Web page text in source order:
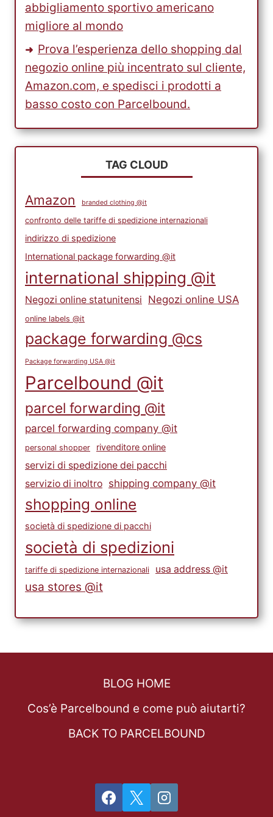
abbigliamento sportivo americano
migliore al mondo
Prova l’esperienza dello shopping dal
negozio online più incentrato sul cliente,
Amazon.com, e spedisci i prodotti a
basso costo con Parcelbound.
TAG CLOUD
Amazon branded clothing @it
confronto delle tariffe di spedizione internazionali
indirizzo di spedizione
International package forwarding @it
international shipping @it
Negozi online statunitensi Negozi online USA
online labels @it
package forwarding @cs
Package forwarding USA @it
Parcelbound @it
parcel forwarding @it
parcel forwarding company @it
personal shopper rivenditore online
servizi di spedizione dei pacchi
servizio di inoltro shipping company @it
shopping online
società di spedizione di pacchi
società di spedizioni
tariffe di spedizione internazionali usa address @it
usa stores @it
BLOG HOME
Cos’è Parcelbound e come può aiutarti?
BACK TO PARCELBOUND